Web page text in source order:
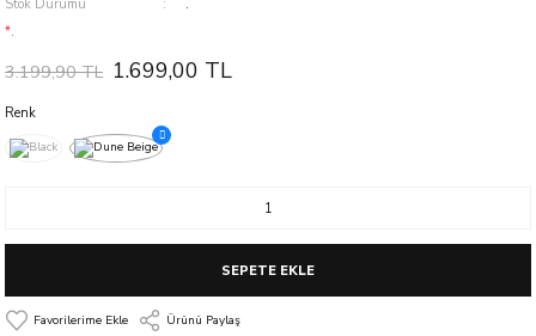
Stok Durumu
.
*.
3.199,90 TL 1.699,00 TL
Renk
SEPETE EKLE
Ürünü Paylaş